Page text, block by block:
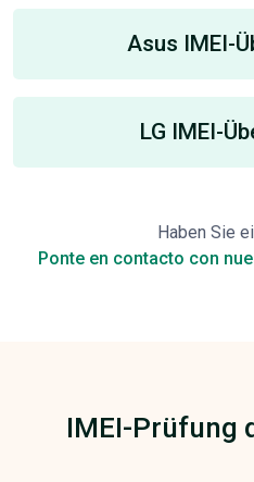
Asus IMEI-
LG IMEI-
Haben Sie
Ponte en contacto con
IMEI-Prüfung